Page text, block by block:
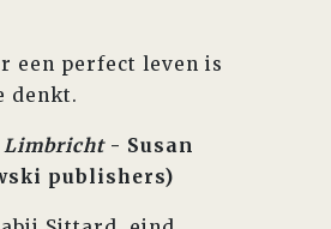
een perfect leven is
denkt.
Limbricht- Susan
publishers)